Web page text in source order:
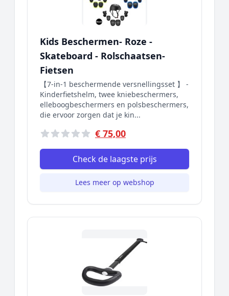
Kids Beschermen- Roze -
Skateboard - Rolschaatsen-
Fietsen
【7-in-1 beschermende versnellingsset 】 -
Kinderfietshelm, twee kniebeschermers,
elleboogbeschermers en polsbeschermers,
die ervoor zorgen dat je kin...
€ 75,00
Check de laagste prijs
Lees meer op webshop